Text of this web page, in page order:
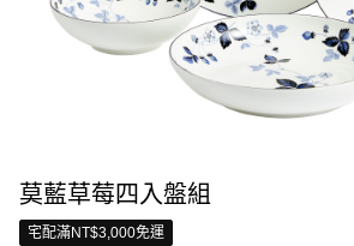
莫藍草莓四入盤組
宅配滿NT$3,000免運